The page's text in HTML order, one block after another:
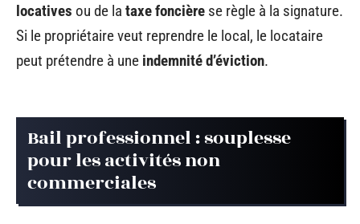
locatives ou de la taxe foncière se règle à la signature.
Si le propriétaire veut reprendre le local, le locataire
peut prétendre à une indemnité d’éviction.
Bail professionnel : souplesse
pour les activités non
commerciales